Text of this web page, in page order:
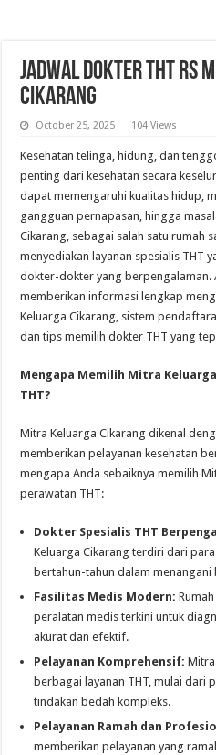
Jadwal Dokter THT RS
Cikarang
October 25, 2025 104 Views
Kesehatan telinga, hidung, dan
penting dari kesehatan secara
dapat memengaruhi kualitas hidup,
gangguan pernapasan, hingga
Cikarang, sebagai salah satu rumah
menyediakan layanan spesialis THT
dokter-dokter yang berpengalaman.
memberikan informasi lengkap
Keluarga Cikarang, sistem
dan tips memilih dokter THT yang
Mengapa Memilih Mitra
THT?
Mitra Keluarga Cikarang dikenal
memberikan pelayanan kesehatan
mengapa Anda sebaiknya memilih
perawatan THT:
Dokter Spesialis THT
Keluarga Cikarang terdiri dari
bertahun-tahun dalam menangani
Fasilitas Medis Modern:
peralatan medis terkini untuk
akurat dan efektif.
Pelayanan Komprehensif:
berbagai layanan THT, mulai dari
tindakan bedah kompleks.
Pelayanan Ramah dan
memberikan pelayanan yang